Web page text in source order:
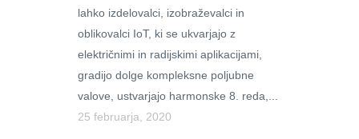
lahko izdelovalci, izobraževalci in
oblikovalci IoT, ki se ukvarjajo z
električnimi in radijskimi aplikacijami,
gradijo dolge kompleksne poljubne
valove, ustvarjajo harmonske 8. reda,...
25 februarja, 2020